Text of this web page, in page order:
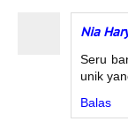
Nia
Seru
unik
Balas